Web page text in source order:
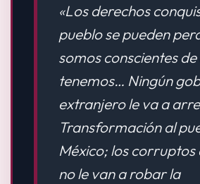
«Los derechos
pueblo se pueden
somos conscientes de
tenemos… Ningún
extranjero le va a
Transformación al
México; los corruptos
no le van a robar la